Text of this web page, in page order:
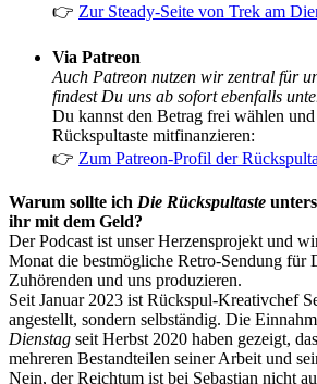
👉 Zur Steady-Seite von Trek am
Via Patreon
Auch Patreon nutzen wir zentral für
findest Du uns ab sofort ebenfalls
Du kannst den Betrag frei wählen
Rückspultaste mitfinanzieren:
👉 Zum Patreon-Profil der
Warum sollte ich Die Rückspultaste
ihr mit dem Geld?
Der Podcast ist unser Herzensprojekt und
Monat die bestmögliche Retro-Sendung für
Zuhörenden und uns produzieren.
Seit Januar 2023 ist Rückspul-Kreativchef
angestellt, sondern selbständig. Die
Dienstag seit Herbst 2020 haben gezeigt,
mehreren Bestandteilen seiner Arbeit und
Nein, der Reichtum ist bei Sebastian nicht